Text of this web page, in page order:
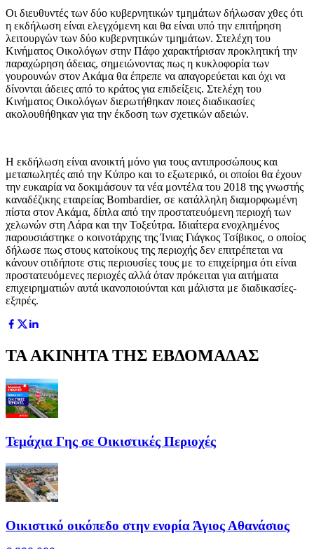
Οι διευθυντές των δύο κυβερνητικών τμημάτων δήλωσαν χθες ότι
η εκδήλωση είναι ελεγχόμενη και θα είναι υπό την επιτήρηση
λειτουργών των δύο κυβερνητικών τμημάτων. Στελέχη του
Κινήματος Οικολόγων στην Πάφο χαρακτήρισαν προκλητική την
παραχώρηση άδειας, σημειώνοντας πως η κυκλοφορία των
γουρουνών στον Ακάμα θα έπρεπε να απαγορεύεται και όχι να
δίνονται άδειες από το κράτος για επιδείξεις. Στελέχη του
Κινήματος Οικολόγων διερωτήθηκαν ποιες διαδικασίες
ακολουθήθηκαν για την έκδοση των σχετικών αδειών.
Η εκδήλωση είναι ανοικτή μόνο για τους αντιπροσώπους και
μεταπωλητές από την Κύπρο και το εξωτερικό, οι οποίοι θα έχουν
την ευκαιρία να δοκιμάσουν τα νέα μοντέλα του 2018 της γνωστής
καναδέζικης εταιρείας Bombardier, σε κατάλληλη διαμορφωμένη
πίστα στον Ακάμα, δίπλα από την προστατευόμενη περιοχή των
χελωνών στη Λάρα και την Τοξεύτρα. Ιδιαίτερα ενοχλημένος
παρουσιάστηκε ο κοινοτάρχης της Ίνιας Γιάγκος Τσίβικος, ο οποίος
δήλωσε πως στους κατοίκους της περιοχής δεν επιτρέπεται να
κάνουν οτιδήποτε στις περιουσίες τους με το επιχείρημα ότι είναι
προστατευόμενες περιοχές αλλά όταν πρόκειται για αιτήματα
επιχειρηματιών αυτά ικανοποιούνται και μάλιστα με διαδικασίες-
εξπρές.
ΤΑ ΑΚΙΝΗΤΑ ΤΗΣ ΕΒΔΟΜΑΔΑΣ
Τεμάχια Γης σε Οικιστικές Περιοχές
Οικιστικό οικόπεδο στην ενορία Άγιος Αθανάσιος